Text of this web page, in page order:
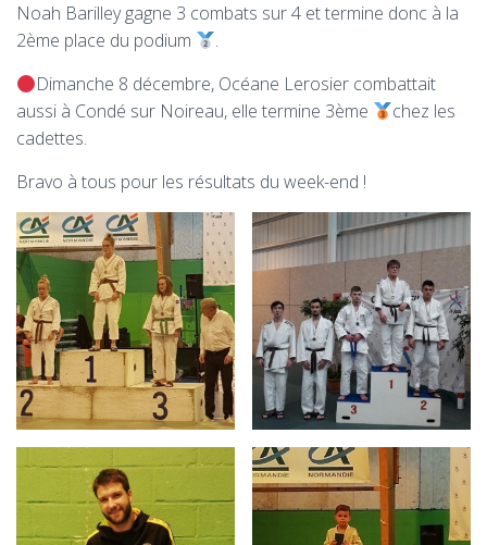
Noah Barilley gagne 3 combats sur 4 et termine donc à la
2ème place du podium
.
Dimanche 8 décembre, Océane Lerosier combattait
aussi à Condé sur Noireau, elle termine 3ème
chez les
cadettes.
Bravo à tous pour les résultats du week-end !